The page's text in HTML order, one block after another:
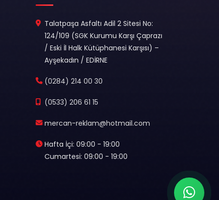
Talatpaşa Asfaltı Adil 2 Sitesi No:
124/109 (SGK Kurumu Karşı Çaprazı
/ Eski İl Halk Kütüphanesi Karşısı) –
Ayşekadın / EDİRNE
(0284) 214 00 30
(0533) 206 61 15
mercan-reklam@hotmail.com
Hafta İçi: 09:00 - 19:00
Cumartesi: 09:00 - 19:00